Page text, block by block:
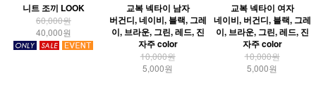
니트 조끼 LOOK
60,000원
40,000원
교복 넥타이 남자
버건디, 네이비, 블랙, 그레
이, 브라운, 그린, 레드, 진
자주 color
10,000원
5,000원
교복 넥타이 여자
네이비, 버건디, 블랙, 그레
이, 브라운, 그린, 레드, 진
자주 color
10,000원
5,000원